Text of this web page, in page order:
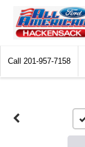
Call 201-957-7158